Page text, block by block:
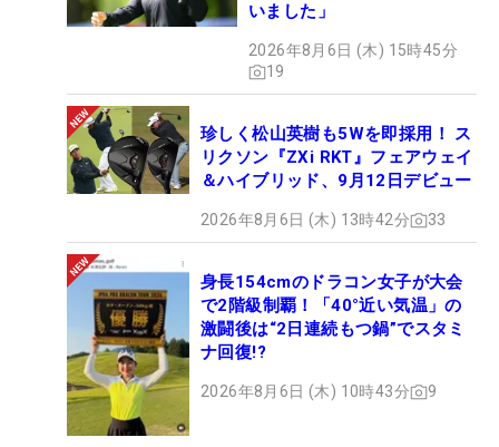
いました」
2026年8月6日 (木) 15時45分
19
珍しく松山英樹も5Wを即採用！ ス
リクソン『ZXi RKT』フェアウェイ
＆ハイブリッド、9月12日デビュー
2026年8月6日 (木) 13時42分 33
身長154cmのドラコン女子が大会
で2階級制覇！「40°近い気温」の
激闘後は“2日連続もつ鍋”でスタミ
ナ回復!?
2026年8月6日 (木) 10時43分 9